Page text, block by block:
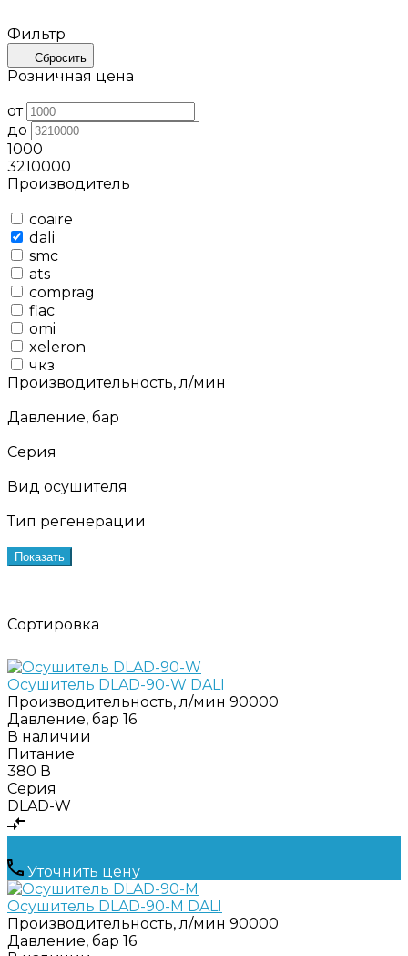
Фильтр
Сбросить
Розничная цена
от
до
1000
3210000
Производитель
coaire
dali
smc
ats
comprag
fiac
omi
xeleron
чкз
Производительность, л/мин
Давление, бар
Серия
Вид осушителя
Тип регенерации
Показать
Сортировка
Осушитель DLAD-90-W DALI
Производительность, л/мин 90000
Давление, бар 16
В наличии
Питание
380 В
Серия
DLAD-W
Уточнить цену
Осушитель DLAD-90-M DALI
Производительность, л/мин 90000
Давление, бар 16